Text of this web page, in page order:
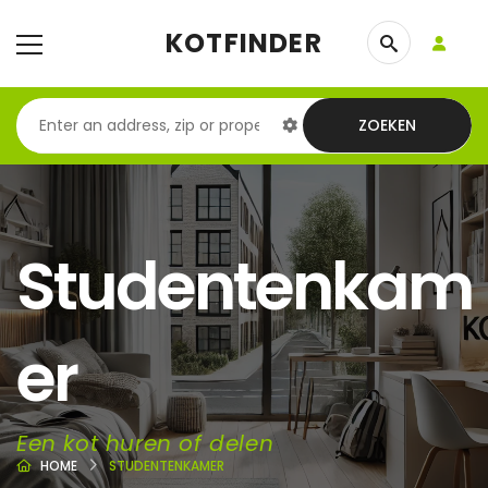
KOTFINDER
ZOEKEN
Studentenkam
er
Een kot huren of delen
HOME STUDENTENKAMER